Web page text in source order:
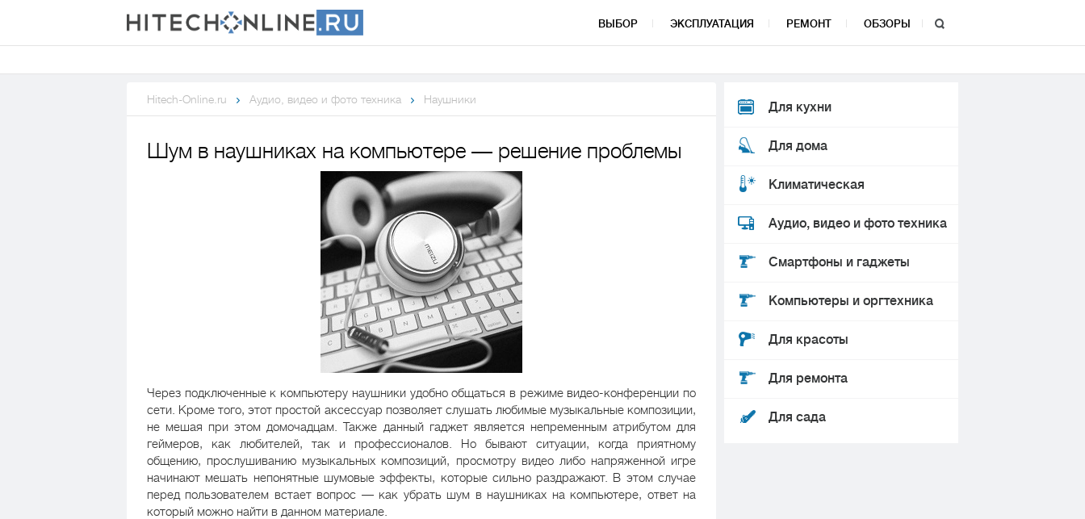
ВЫБОР ЭКСПЛУАТАЦИЯ РЕМОНТ ОБЗОРЫ
Hitech-Online.ru Аудио, видео и фото техника Наушники
Шум в наушниках на компьютере — решение проблемы
Через подключенные к компьютеру наушники удобно общаться в режиме видео-конференции по
сети. Кроме того, этот простой аксессуар позволяет слушать любимые музыкальные композиции,
не мешая при этом домочадцам. Также данный гаджет является непременным атрибутом для
геймеров, как любителей, так и профессионалов. Но бывают ситуации, когда приятному
общению, прослушиванию музыкальных композиций, просмотру видео либо напряженной игре
начинают мешать непонятные шумовые эффекты, которые сильно раздражают. В этом случае
перед пользователем встает вопрос — как убрать шум в наушниках на компьютере, ответ на
который можно найти в данном материале.
Для кухни
Для дома
Климатическая
Аудио, видео и фото техника
Смартфоны и гаджеты
Компьютеры и оргтехника
Для красоты
Для ремонта
Для сада